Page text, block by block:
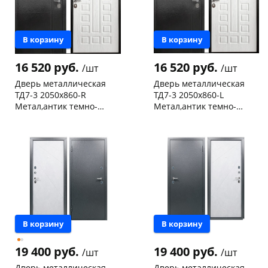
В корзину
16 520 руб. /шт
Дверь металлическая
ТД7-3 2050х860-R
Метал,антик темно-
Конева, 36
1 шт
Код товара
468527
В корзину
16 520 руб. /шт
Дверь металлическая
ТД7-3 2050х860-L
Метал,антик темно-
Конева, 36
1 шт
Код товара
468526
В корзину
19 400 руб. /шт
В корзину
19 400 руб. /шт